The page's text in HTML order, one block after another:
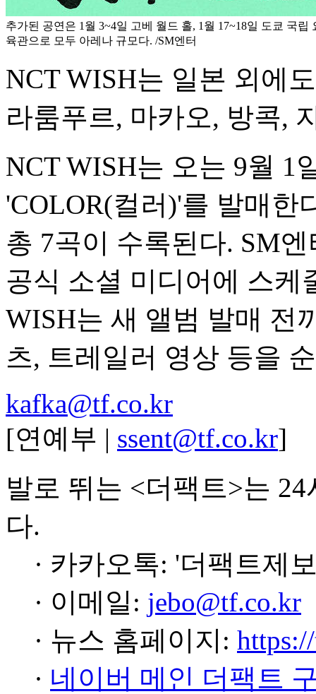
추가된 공연은 1월 3~4일 고베 월드 홀, 1월 17~18일 도쿄 국립
육관으로 모두 아레나 규모다. /SM엔터
NCT WISH는 일본 외에
라룸푸르, 마카오, 방콕,
NCT WISH는 오는 9월 1
'COLOR(컬러)'를 발매한
총 7곡이 수록된다. SM
공식 소셜 미디어에 스케
WISH는 새 앨범 발매 전
츠, 트레일러 영상 등을
kafka@tf.co.kr
[연예부 | ssent@tf.co.kr]
발로 뛰는 <더팩트>는
다.
· 카카오톡: '더팩트제
· 이메일: jebo@tf.co.kr
· 뉴스 홈페이지:
· 네이버 메인 더팩트